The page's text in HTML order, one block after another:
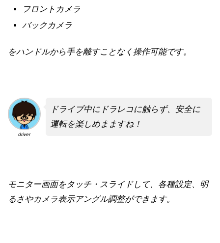
フロントカメラ
バックカメラ
をハンドルから手を離すことなく操作可能です。
driver
ドライブ中にドラレコに触らず、安全に
運転を楽しめまますね！
モニター画面をタッチ・スライドして、各種設定、明
るさやカメラ表示アングル調整ができます。